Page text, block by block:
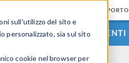
sull'utilizzo del sito e
personalizzato, sia sul sito
cookie nel browser per
CENTRO DI SUPPORTO
DEI VIDEO EVENTI